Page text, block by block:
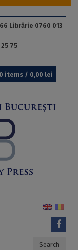
Librărie 0760 013
75
0 items / 0,00 lei
Search